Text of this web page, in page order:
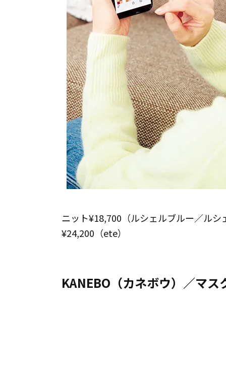
ニット¥18,700（ルシェルブルー／ル
¥24,200（ete）
KANEBO（カネボウ）／マ